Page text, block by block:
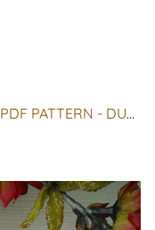
PDF PATTERN - DUCK BABY GIRL